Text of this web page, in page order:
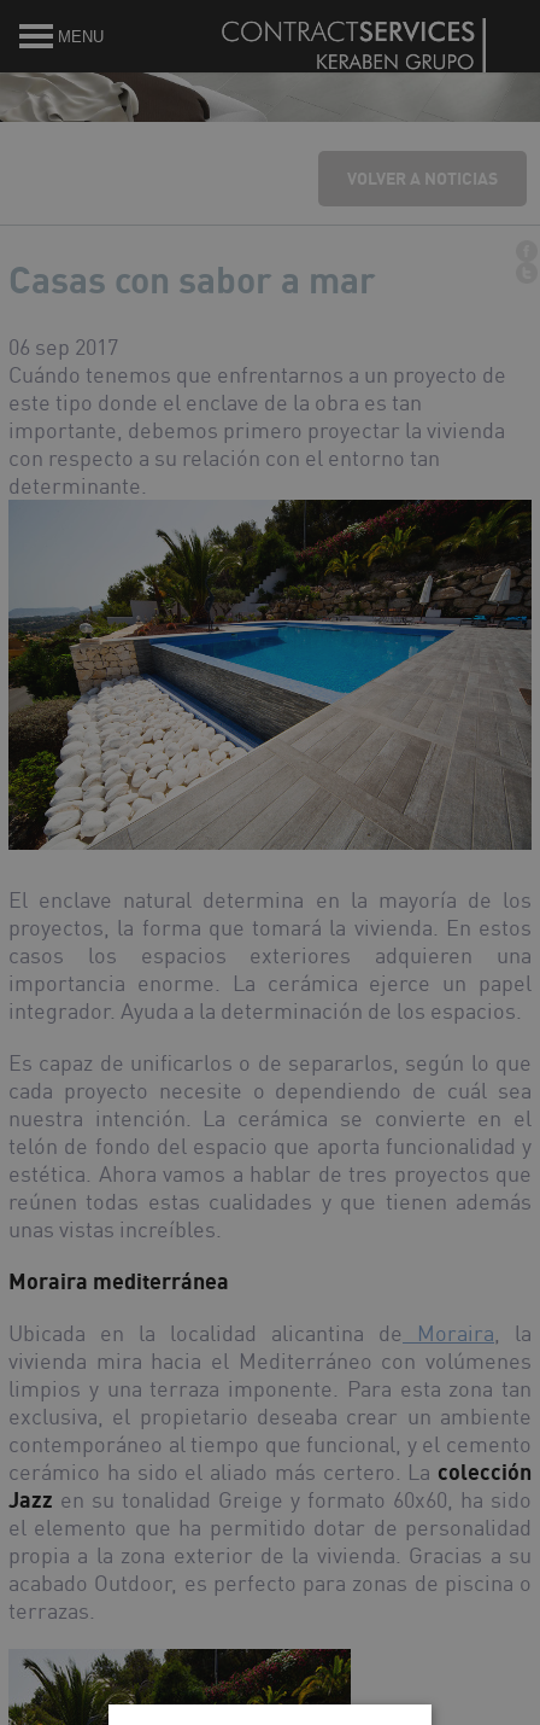
MENU
VOLVER A NOTICIAS
Casas con sabor a mar
06 sep 2017
Cuándo tenemos que enfrentarnos a un proyecto de
este tipo donde el enclave de la obra es tan
importante, debemos primero proyectar la vivienda
con respecto a su relación con el entorno tan
determinante.
El enclave natural determina en la mayoría de los
proyectos, la forma que tomará la vivienda. En estos
casos los espacios exteriores adquieren una
importancia enorme. La cerámica ejerce un papel
integrador. Ayuda a la determinación de los espacios.
Es capaz de unificarlos o de separarlos, según lo que
cada proyecto necesite o dependiendo de cuál sea
nuestra intención. La cerámica se convierte en el
telón de fondo del espacio que aporta funcionalidad y
estética. Ahora vamos a hablar de tres proyectos que
reúnen todas estas cualidades y que tienen además
unas vistas increíbles.
Moraira mediterránea
Ubicada en la localidad alicantina de Moraira , la
vivienda mira hacia el Mediterráneo con volúmenes
limpios y una terraza imponente. Para esta zona tan
exclusiva, el propietario deseaba crear un ambiente
contemporáneo al tiempo que funcional, y el cemento
cerámico ha sido el aliado más certero. La colección
Jazz en su tonalidad Greige y formato 60x60, ha sido
el elemento que ha permitido dotar de personalidad
propia a la zona exterior de la vivienda. Gracias a su
acabado Outdoor, es perfecto para zonas de piscina o
terrazas.